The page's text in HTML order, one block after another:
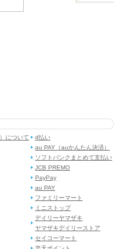
について
d払い
au PAY（auかんたん決済）
ソフトバンクまとめて支払い
JCB PREMO
PayPay
au PAY
ファミリーマート
ミニストップ
デイリーヤマザキ
ヤマザキデイリーストア
セイコーマート